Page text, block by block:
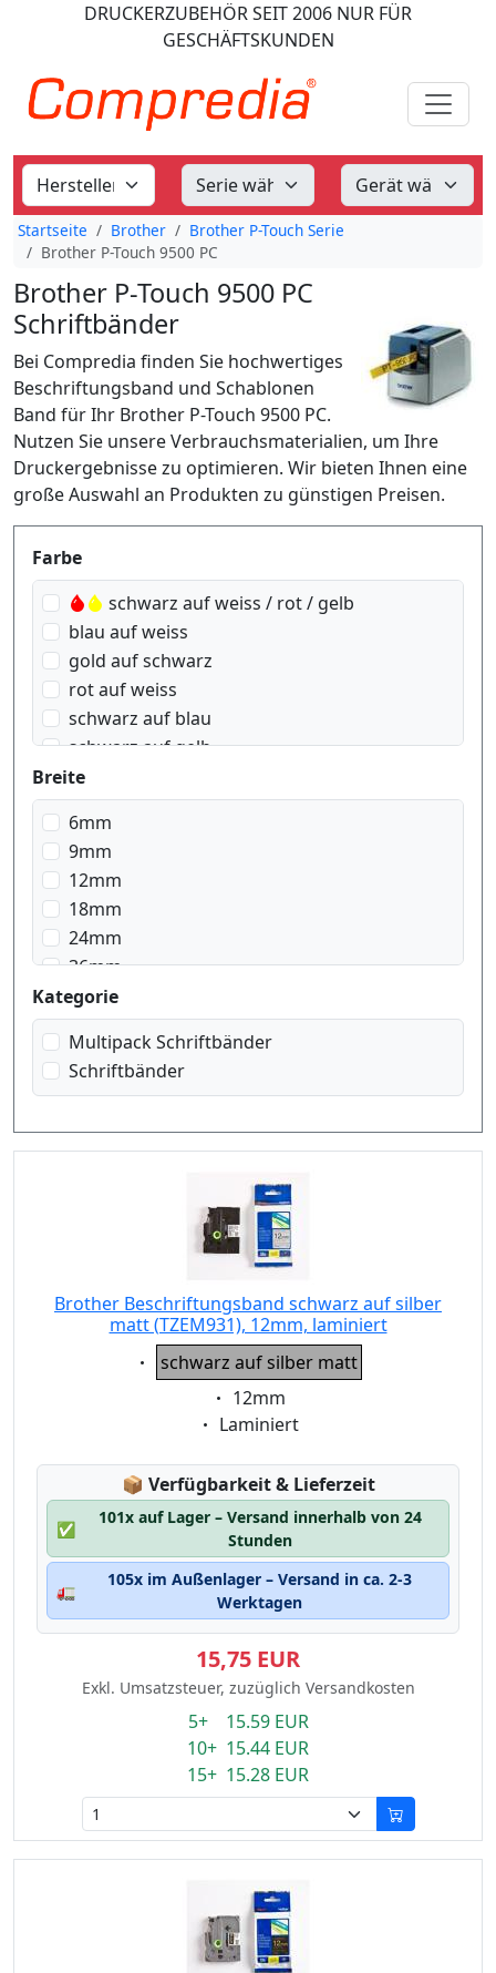
DRUCKERZUBEHÖRSEIT 2006 NUR FÜR
GESCHÄFTSKUNDEN
Startseite Brother
Brother P-Touch Serie
Brother P-Touch 9500 PC
Brother P-Touch 9500 PC
Schriftbänder
Bei Compredia finden Sie hochwertiges
Beschriftungsband und Schablonen
Band für Ihr Brother P-Touch 9500 PC.
Nutzen Sie unsere Verbrauchsmaterialien, um Ihre
Druckergebnisse zu optimieren. Wir bieten Ihnen eine
große Auswahl an Produkten zu günstigen Preisen.
Produktfilter
Farbe
schwarz auf weiss / rot / gelb
blau auf weiss
gold auf schwarz
rot auf weiss
schwarz auf blau
schwarz auf gelb
schwarz auf grün
schwarz auf rot
schwarz auf signal Orange
schwarz auf signal gelb
schwarz auf silber matt
schwarz auf transparent
schwarz auf transparent matt
weiss auf rot
weiss auf schwarz
Breite
6mm
9mm
12mm
18mm
24mm
36mm
Kategorie
Multipack Schriftbänder
Schriftbänder
Brother Beschriftungsband schwarz auf silber
matt (TZEM931), 12mm, laminiert
Eigenschaft:
schwarz auf silber matt
Eigenschaft:
12mm
Eigenschaft:
Laminiert
📦 Lagerstatus:
Verfügbarkeit & Lieferzeit
✅
101x auf Lager – Versand innerhalb von 24
Stunden
🚛
105x im Außenlager – Versand in ca. 2-3
Werktagen
15,75 EUR
Exkl. Umsatzsteuer, zuzüglich Versandkosten
5+ 15.59 EUR
10+ 15.44 EUR
15+ 15.28 EUR